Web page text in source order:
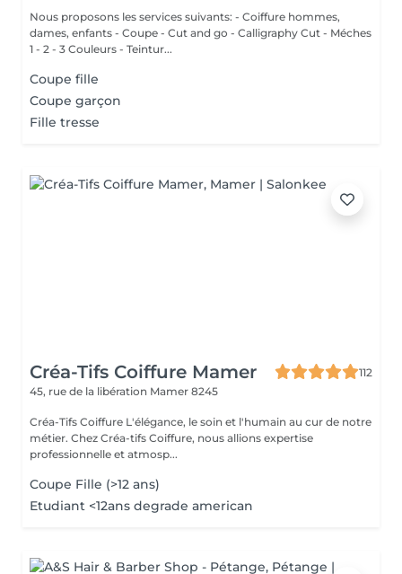
Nous proposons les services suivants: - Coiffure hommes,
dames, enfants - Coupe - Cut and go - Calligraphy Cut - Méches
1 - 2 - 3 Couleurs - Teintur...
Coupe fille
Coupe garçon
Fille tresse
Créa-Tifs Coiffure Mamer
112
45, rue de la libération Mamer 8245
Créa-Tifs Coiffure L'élégance, le soin et l'humain au cur de notre
métier. Chez Créa-tifs Coiffure, nous allions expertise
professionnelle et atmosp...
Coupe Fille (>12 ans)
Etudiant <12ans degrade american